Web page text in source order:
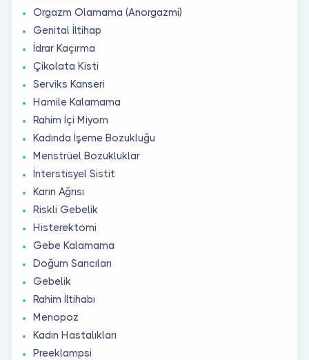
Orgazm Olamama (Anorgazmi)
Genital İltihap
İdrar Kaçırma
Çikolata Kisti
Serviks Kanseri
Hamile Kalamama
Rahim İçi Miyom
Kadında İşeme Bozukluğu
Menstrüel Bozukluklar
İnterstisyel Sistit
Karın Ağrısı
Riskli Gebelik
Histerektomi
Gebe Kalamama
Doğum Sancıları
Gebelik
Rahim İltihabı
Menopoz
Kadın Hastalıkları
Preeklampsi